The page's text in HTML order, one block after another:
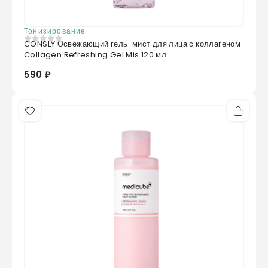
Тонизирование
0из 5
CONSLY Освежающий гель-мист для лица с коллагеном
Collagen Refreshing Gel Mis 120 мл
590 ₽